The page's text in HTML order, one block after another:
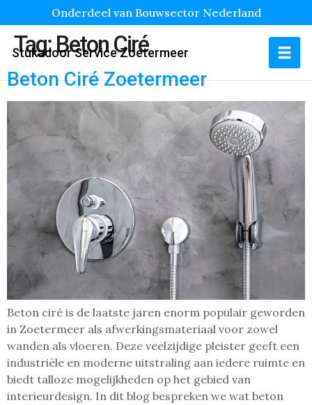
Onderdeel van Bouwsector Nederland
Stukadoor Service Zoetermeer
Tag:Beton Ciré
Beton Ciré Zoetermeer
Beton ciré is de laatste jaren enorm populair geworden
in Zoetermeer als afwerkingsmateriaal voor zowel
wanden als vloeren. Deze veelzijdige pleister geeft een
industriële en moderne uitstraling aan iedere ruimte en
biedt talloze mogelijkheden op het gebied van
interieurdesign. In dit blog bespreken we wat beton